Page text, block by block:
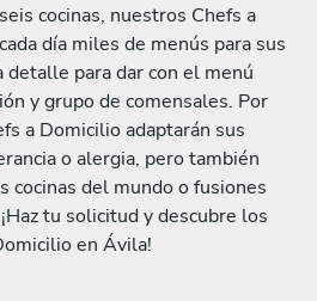
cocinas, nuestros Chefs a
día miles de menús para sus
detalle para dar con el menú
y grupo de comensales. Por
a Domicilio adaptarán sus
o alergia, pero también
cocinas del mundo o fusiones
tu solicitud y descubre los
en Ávila!